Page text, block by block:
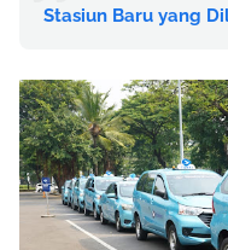
Stasiun Baru yang